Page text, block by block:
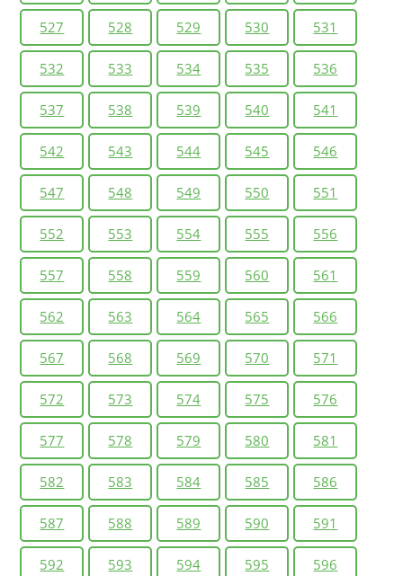
527 528 529 530 531
532 533 534 535 536
537 538 539 540 541
542 543 544 545 546
547 548 549 550 551
552 553 554 555 556
557 558 559 560 561
562 563 564 565 566
567 568 569 570 571
572 573 574 575 576
577 578 579 580 581
582 583 584 585 586
587 588 589 590 591
592 593 594 595 596